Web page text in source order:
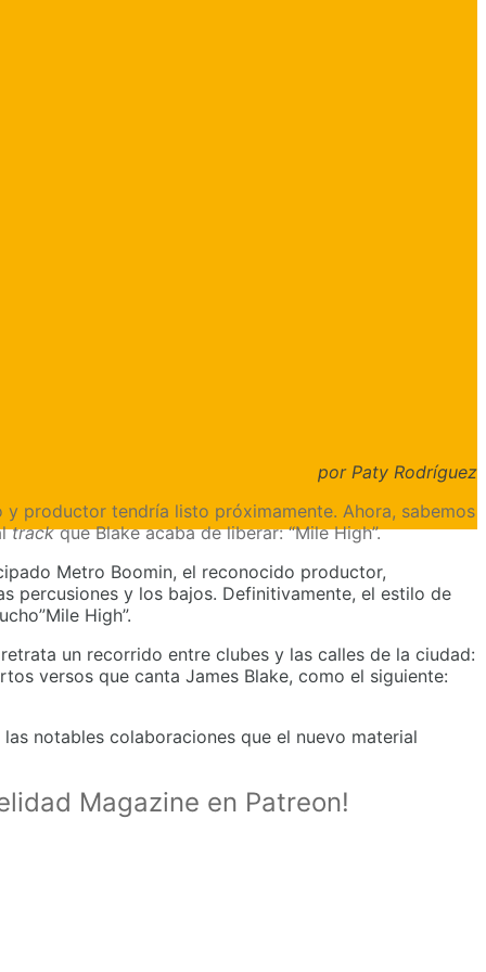
por Paty Rodríguez
productor tendría listo próximamente. Ahora, sabemos
trackque Blake acaba de liberar: “Mile High”.
Metro Boomin, el reconocido productor,
percusiones y los bajos. Definitivamente, el estilo de
High”.
un recorrido entre clubes y las calles de la ciudad:
versos que canta James Blake, como el siguiente:
notables colaboraciones que el nuevo material
Magazine en Patreon!